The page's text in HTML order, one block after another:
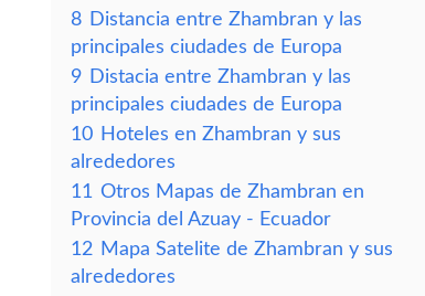
8 Distancia entre Zhambran y las
principales ciudades de Europa
9 Distacia entre Zhambran y las
principales ciudades de Europa
10 Hoteles en Zhambran y sus
alrededores
11 Otros Mapas de Zhambran en
Provincia del Azuay - Ecuador
12 Mapa Satelite de Zhambran y sus
alrededores